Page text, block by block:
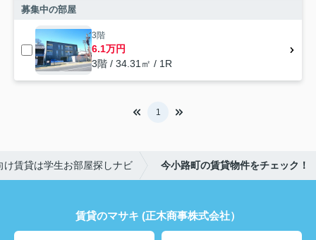
募集中の部屋
3階
6.1万円
3階 / 34.31㎡ / 1R
1
け賃貸は学生お部屋探しナビ 今小路町の賃貸物件をチェック！
賃貸のマサキ (正木商事株式会社）